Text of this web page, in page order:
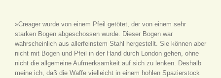
»Creager wurde von einem Pfeil getötet, der von einem sehr
starken Bogen abgeschossen wurde. Dieser Bogen war
wahrscheinlich aus allerfeinstem Stahl hergestellt. Sie können aber
nicht mit Bogen und Pfeil in der Hand durch London gehen, ohne
nicht die allgemeine Aufmerksamkeit auf sich zu lenken. Deshalb
meine ich, daß die Waffe vielleicht in einem hohlen Spazierstock